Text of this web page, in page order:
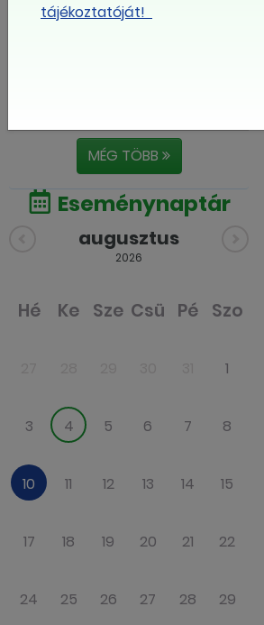
Postás
MÉG TÖBB
Eseménynaptár
augusztus
2026
Hé Ke Sze Csü Pé Szo
1
3 4 5 6 7 8
10 11 12 13 14 15
17 18 19 20 21 22
24 25 26 27 28 29
tájékoztatóját!